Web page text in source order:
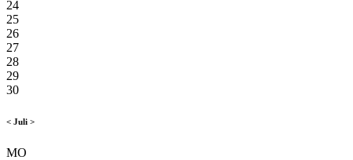
24
25
26
27
28
29
30
< Juli >
MO